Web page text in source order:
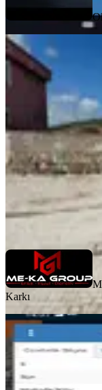
881
ME-KA GROUP
Karkı